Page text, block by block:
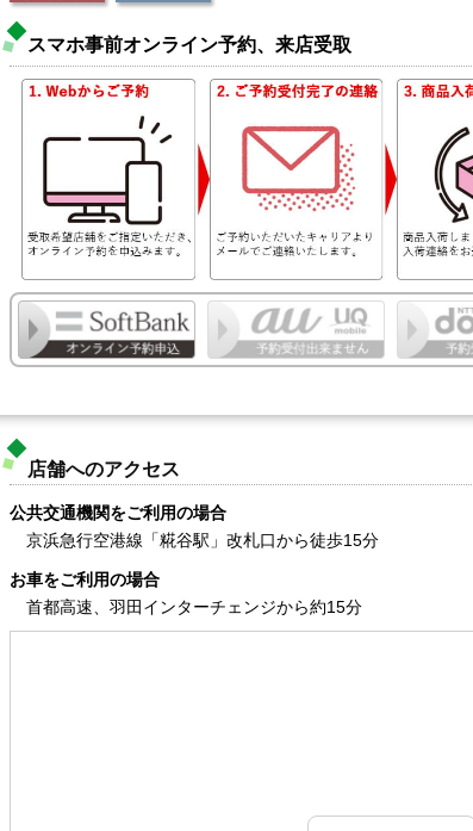
スマホ事前オンライン予約、来店受取
店舗へのアクセス
公共交通機関をご利用の場合
京浜急行空港線「糀谷駅」改札口から徒歩15分
お車をご利用の場合
首都高速、羽田インターチェンジから約15分